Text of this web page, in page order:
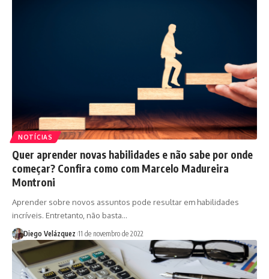
NOTÍCIAS
Quer aprender novas habilidades e não sabe por onde
começar? Confira como com Marcelo Madureira
Montroni
Aprender sobre novos assuntos pode resultar em habilidades
incríveis. Entretanto, não basta…
Diego Velázquez 11 de novembro de 2022